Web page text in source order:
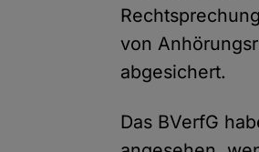
von
abgesichert.
Das BVerfG